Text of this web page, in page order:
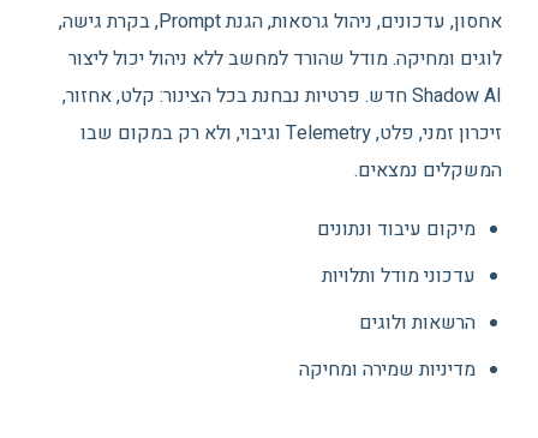
אחסון, עדכונים, ניהול גרסאות, הגנת Prompt, בקרת גישה,
לוגים ומחיקה. מודל שהורד למחשב ללא ניהול יכול ליצור
Shadow AI חדש. פרטיות נבחנת בכל הצינור: קלט, אחזור,
זיכרון זמני, פלט, Telemetry וגיבוי, ולא רק במקום שבו
המשקלים נמצאים.
מיקום עיבוד ונתונים
עדכוני מודל ותלויות
הרשאות ולוגים
מדיניות שמירה ומחיקה